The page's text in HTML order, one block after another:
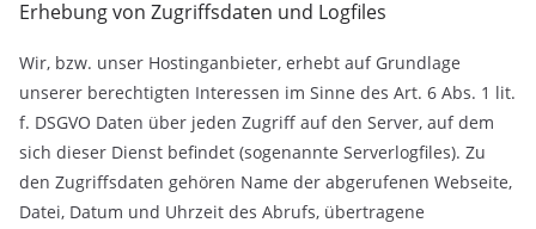
Erhebung von Zugriffsdaten und Logfiles
Wir, bzw. unser Hostinganbieter, erhebt auf Grundlage
unserer berechtigten Interessen im Sinne des Art. 6 Abs. 1 lit.
f. DSGVO Daten über jeden Zugriff auf den Server, auf dem
sich dieser Dienst befindet (sogenannte Serverlogfiles). Zu
den Zugriffsdaten gehören Name der abgerufenen Webseite,
Datei, Datum und Uhrzeit des Abrufs, übertragene